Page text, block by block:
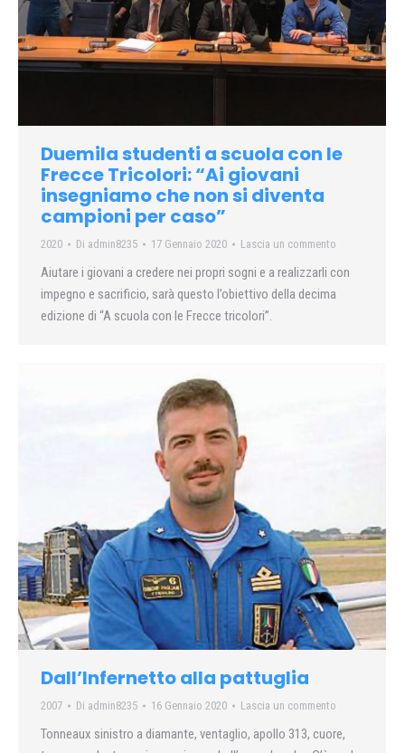
Duemila studenti a scuola con le
Frecce Tricolori: “Ai giovani
insegniamo che non si diventa
campioni per caso”
2020 Di admin8235 17 Gennaio 2020 Lascia un commento
Aiutare i giovani a credere nei propri sogni e a realizzarli con
impegno e sacrificio, sarà questo l’obiettivo della decima
edizione di “A scuola con le Frecce tricolori”.
Dall’Infernetto alla pattuglia
2007 Di admin8235 16 Gennaio 2020 Lascia un commento
Tonneaux sinistro a diamante, ventaglio, apollo 313, cuore,